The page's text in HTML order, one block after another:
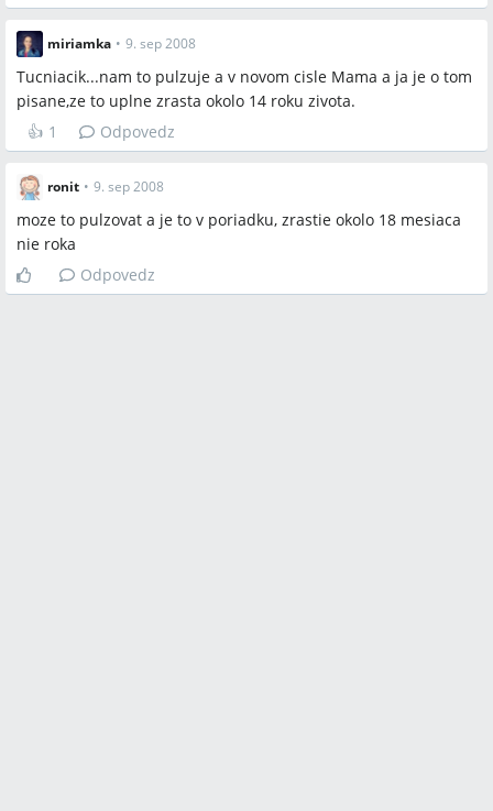
miriamka • 9. sep 2008
Tucniacik...nam to pulzuje a v novom cisle Mama a ja je o tom
pisane,ze to uplne zrasta okolo 14 roku zivota.
👍 1 Odpovedz
ronit • 9. sep 2008
moze to pulzovat a je to v poriadku, zrastie okolo 18 mesiaca
nie roka
Odpovedz